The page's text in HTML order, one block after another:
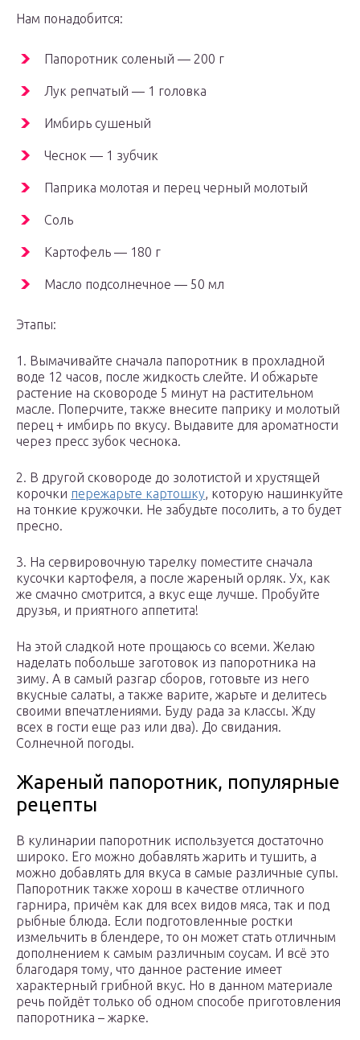
Нам понадобится:
Папоротник соленый — 200 г
Лук репчатый — 1 головка
Имбирь сушеный
Чеснок — 1 зубчик
Паприка молотая и перец черный молотый
Соль
Картофель — 180 г
Масло подсолнечное — 50 мл
Этапы:
1. Вымачивайте сначала папоротник в прохладной
воде 12 часов, после жидкость слейте. И обжарьте
растение на сковороде 5 минут на растительном
масле. Поперчите, также внесите паприку и молотый
перец + имбирь по вкусу. Выдавите для ароматности
через пресс зубок чеснока.
2. В другой сковороде до золотистой и хрустящей
корочки пережарьте картошку, которую нашинкуйте
на тонкие кружочки. Не забудьте посолить, а то будет
пресно.
3. На сервировочную тарелку поместите сначала
кусочки картофеля, а после жареный орляк. Ух, как
же смачно смотрится, а вкус еще лучше. Пробуйте
друзья, и приятного аппетита!
На этой сладкой ноте прощаюсь со всеми. Желаю
наделать побольше заготовок из папоротника на
зиму. А в самый разгар сборов, готовьте из него
вкусные салаты, а также варите, жарьте и делитесь
своими впечатлениями. Буду рада за классы. Жду
всех в гости еще раз или два). До свидания.
Солнечной погоды.
Жареный папоротник, популярные
рецепты
В кулинарии папоротник используется достаточно
широко. Его можно добавлять жарить и тушить, а
можно добавлять для вкуса в самые различные супы.
Папоротник также хорош в качестве отличного
гарнира, причём как для всех видов мяса, так и под
рыбные блюда. Если подготовленные ростки
измельчить в блендере, то он может стать отличным
дополнением к самым различным соусам. И всё это
благодаря тому, что данное растение имеет
характерный грибной вкус. Но в данном материале
речь пойдёт только об одном способе приготовления
папоротника – жарке.